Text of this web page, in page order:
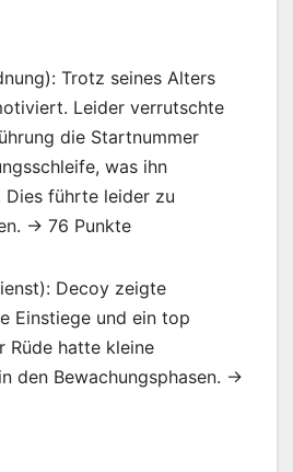
Trotz seines Alters
Leider verrutschte
die Startnummer
was ihn
führte leider zu
→ 76 Punkte
Decoy zeigte
Einstiege und ein top
Rüde hatte kleine
den Bewachungsphasen. →